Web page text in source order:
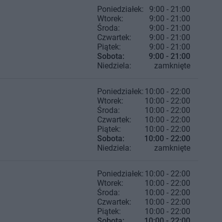
Poniedziałek:
9:00 - 21:00
Wtorek:
9:00 - 21:00
Środa:
9:00 - 21:00
Czwartek:
9:00 - 21:00
Piątek:
9:00 - 21:00
Sobota:
9:00 - 21:00
Niedziela:
zamknięte
Poniedziałek: 10:00 - 22:00
Wtorek:
10:00 - 22:00
Środa:
10:00 - 22:00
Czwartek:
10:00 - 22:00
Piątek:
10:00 - 22:00
Sobota:
10:00 - 22:00
Niedziela:
zamknięte
Poniedziałek: 10:00 - 22:00
Wtorek:
10:00 - 22:00
Środa:
10:00 - 22:00
Czwartek:
10:00 - 22:00
Piątek:
10:00 - 22:00